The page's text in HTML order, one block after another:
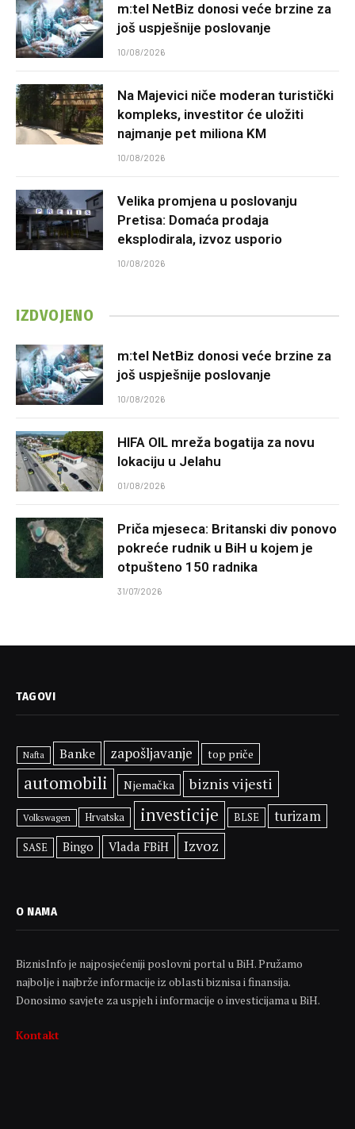
m:tel NetBiz donosi veće brzine za
još uspješnije poslovanje
10/08/2026
Na Majevici niče moderan turistički
kompleks, investitor će uložiti
najmanje pet miliona KM
10/08/2026
Velika promjena u poslovanju
Pretisa: Domaća prodaja
eksplodirala, izvoz usporio
10/08/2026
IZDVOJENO
m:tel NetBiz donosi veće brzine za
još uspješnije poslovanje
10/08/2026
HIFA OIL mreža bogatija za novu
lokaciju u Jelahu
01/08/2026
Priča mjeseca: Britanski div ponovo
pokreće rudnik u BiH u kojem je
otpušteno 150 radnika
31/07/2026
TAGOVI
Nafta Banke zapošljavanje top priče
automobili Njemačka biznis vijesti
Volkswagen Hrvatska investicije BLSE turizam
SASE Bingo Vlada FBiH Izvoz
O NAMA
BiznisInfo je najposjećeniji poslovni portal u BiH. Pružamo
najbolje i najbrže informacije iz oblasti biznisa i finansija.
Donosimo savjete za uspjeh i informacije o investicijama u BiH.
Kontakt